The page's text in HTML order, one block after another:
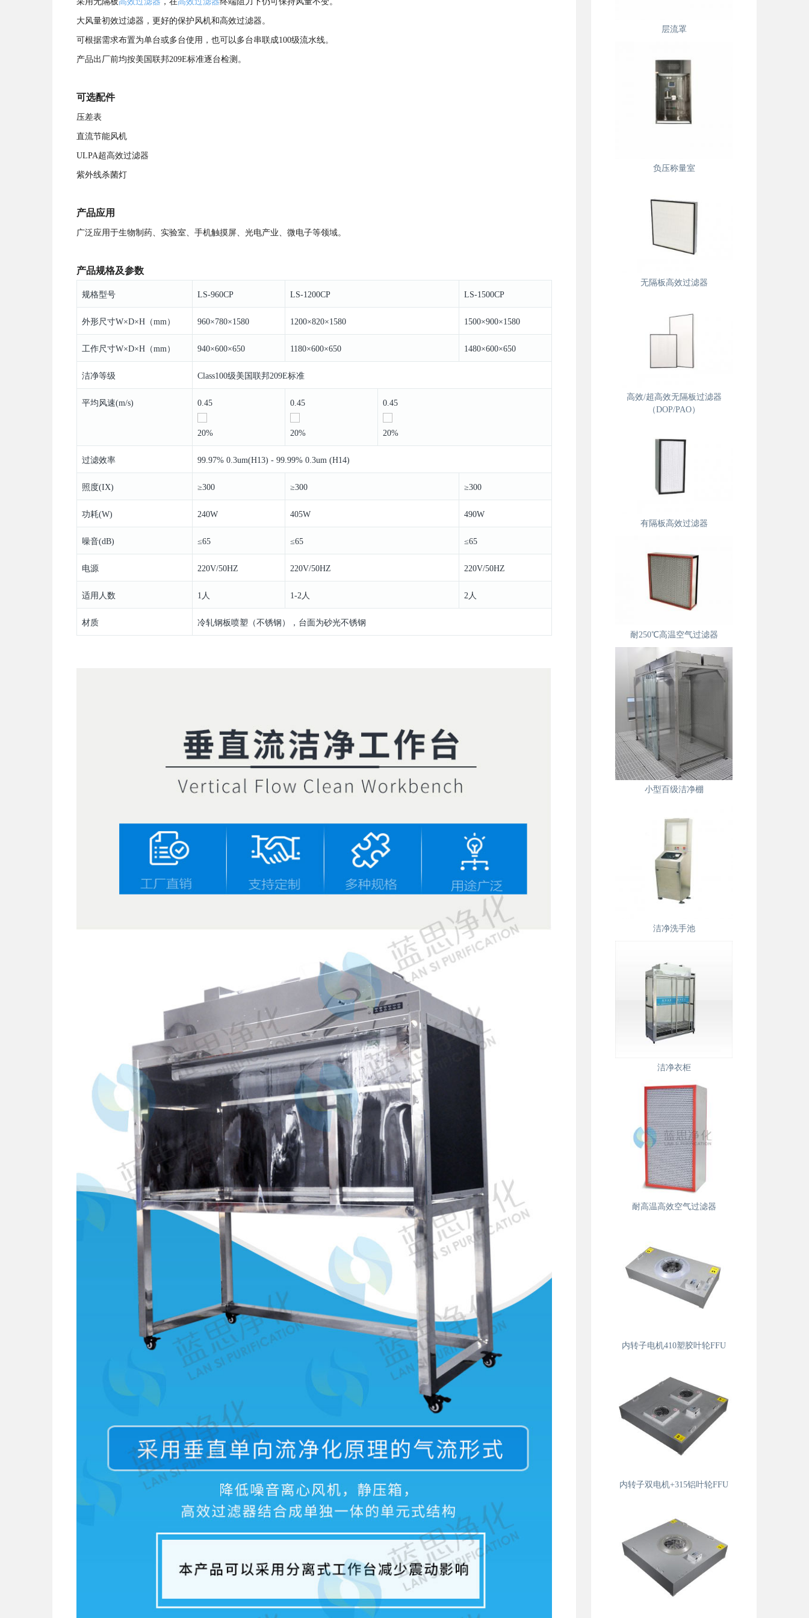
大风量初效过滤器，更好的保护风机和高效过滤器。
可根据需求布置为单台或多台使用，也可以多台串联成100级流水线。
产品出厂前均按美国联邦209E标准逐台检测。
可选配件
压差表
直流节能风机
ULPA超高效过滤器
紫外线杀菌灯
产品应用
广泛应用于生物制药、实验室、手机触摸屏、光电产业、微电子等领域。
产品规格及参数
规格型号 LS-960CP LS-1200CP LS-1500CP
外形尺寸W×D×H（mm） 960×780×1580 1200×820×1580 1500×900×1580
工作尺寸W×D×H（mm） 940×600×650 1180×600×650 1480×600×650
洁净等级 Class100级美国联邦209E标准
平均风速(m/s) 0.45
20%
0.45
20%
0.45
20%
过滤效率 99.97% 0.3um(H13) - 99.99% 0.3um (H14)
照度(IX) ≥300 ≥300 ≥300
功耗(W) 240W 405W 490W
噪音(dB) ≤65 ≤65 ≤65
电源 220V/50HZ 220V/50HZ 220V/50HZ
适用人数 1人 1-2人 2人
材质 冷轧钢板喷塑（不锈钢），台面为砂光不锈钢
层流罩
负压称量室
无隔板高效过滤器
高效/超高效无隔板过滤器
（DOP/PAO）
有隔板高效过滤器
耐250℃高温空气过滤器
小型百级洁净棚
洁净洗手池
洁净衣柜
耐高温高效空气过滤器
内转子电机410塑胶叶轮FFU
内转子双电机+315铝叶轮FFU